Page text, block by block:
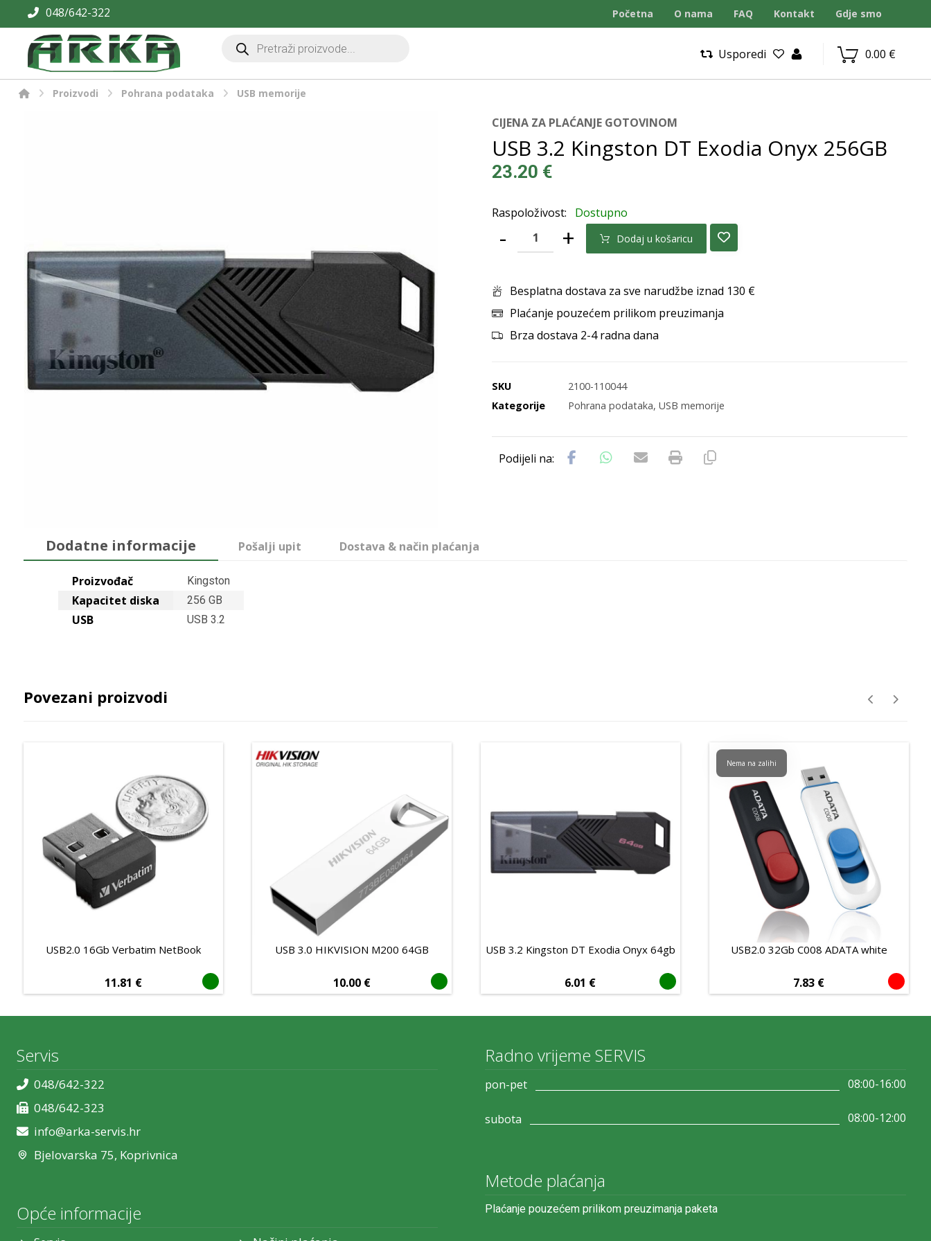
048/642-322 Početna O nama FAQ Kontakt Gdje smo
0.00 €
Usporedi
Proizvodi Pohrana podataka USB memorije
CIJENA ZA PLAĆANJE GOTOVINOM
USB 3.2 Kingston DT Exodia Onyx 256GB
23.20 €
Raspoloživost: Dostupno
- + Dodaj u košaricu
Besplatna dostava za sve narudžbe iznad 130 €
Plaćanje pouzećem prilikom preuzimanja
Brza dostava 2-4 radna dana
SKU
2100-110044
Kategorije
Pohrana podataka,USB memorije
Dodatne informacije Pošalji upit Dostava & način plaćanja
Proizvođač Kingston
Kapacitet diska 256 GB
USB USB 3.2
Povezani proizvodi
USB2.0 16Gb Verbatim NetBook
11.81 €
USB 3.0 HIKVISION M200 64GB
10.00 €
USB 3.2 Kingston DT Exodia Onyx 64gb
6.01 €
USB2.0 32Gb C008 ADATA white
7.83 €
Nema na zalihi
Servis
048/642-322
048/642-323
info@arka-servis.hr
Bjelovarska 75, Koprivnica
Opće informacije
Radno vrijeme SERVIS
pon-pet 08:00-16:00
subota 08:00-12:00
Metode plaćanja
Plaćanje pouzećem prilikom preuzimanja paketa